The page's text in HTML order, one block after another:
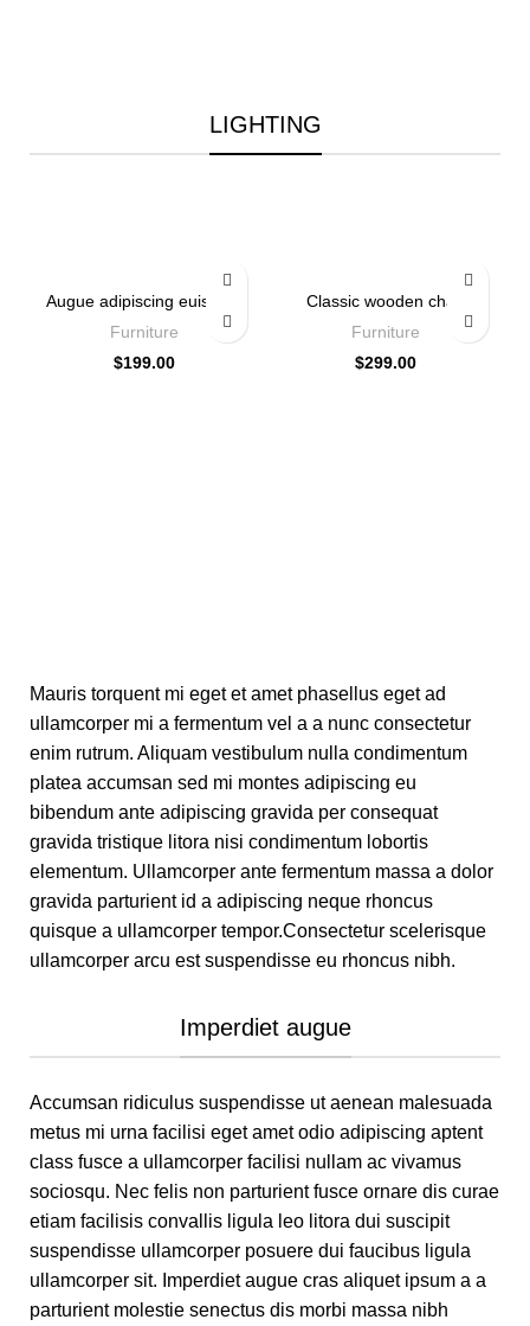
LIGHTING
Augue adipiscing euismod
Furniture
$199.00
Classic wooden chair
Furniture
$299.00
Mauris torquent mi eget et amet phasellus eget ad
ullamcorper mi a fermentum vel a a nunc consectetur
enim rutrum. Aliquam vestibulum nulla condimentum
platea accumsan sed mi montes adipiscing eu
bibendum ante adipiscing gravida per consequat
gravida tristique litora nisi condimentum lobortis
elementum. Ullamcorper ante fermentum massa a dolor
gravida parturient id a adipiscing neque rhoncus
quisque a ullamcorper tempor.Consectetur scelerisque
ullamcorper arcu est suspendisse eu rhoncus nibh.
Imperdiet augue
Accumsan ridiculus suspendisse ut aenean malesuada
metus mi urna facilisi eget amet odio adipiscing aptent
class fusce a ullamcorper facilisi nullam ac vivamus
sociosqu. Nec felis non parturient fusce ornare dis curae
etiam facilisis convallis ligula leo litora dui suscipit
suspendisse ullamcorper posuere dui faucibus ligula
ullamcorper sit. Imperdiet augue cras aliquet ipsum a a
parturient molestie senectus dis morbi massa nibh